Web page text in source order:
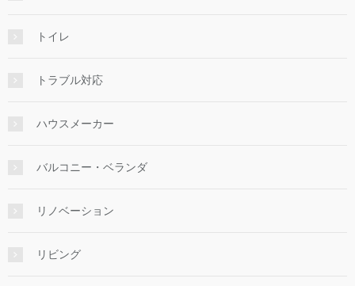
トイレ
トラブル対応
ハウスメーカー
バルコニー・ベランダ
リノベーション
リビング